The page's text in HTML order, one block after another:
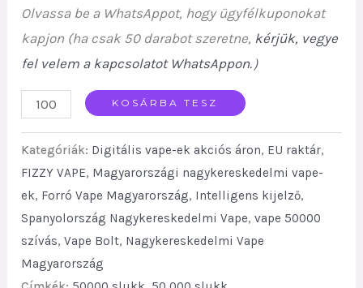
Olvassa be a WhatsAppot, hogy ügyfélkuponokat
kapjon (ha csak 50 darabot szeretne, kérjük, vegye
fel velem a kapcsolatot WhatsAppon. ）
Restock
Fizzy
Twins
50k
Puffs
in
KOSÁRBA TESZ
Kategóriák: Digitális vape-ek akciós áron, EU raktár,
FIZZY VAPE, Magyarországi nagykereskedelmi vape-
ek, Forró Vape Magyarország, Intelligens kijelző,
Spanyolország Nagykereskedelmi Vape,vape 50000
szívás,Vape Bolt, Nagykereskedelmi Vape
Magyarország